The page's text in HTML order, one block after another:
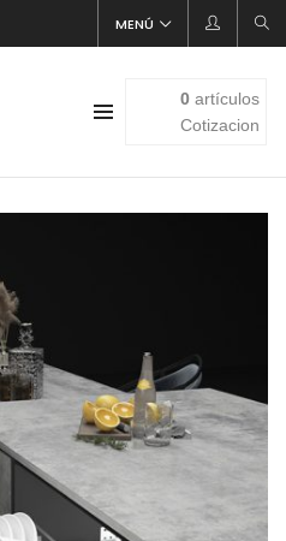
MENÚ
0artículos
Cotizacion